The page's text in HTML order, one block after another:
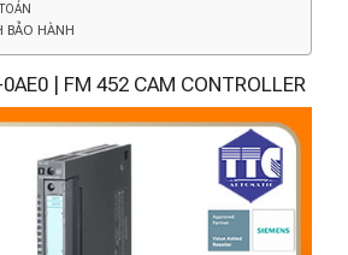
BẢO HÀNH
| FM 452 CAM CONTROLLER